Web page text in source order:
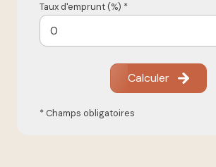
Taux d'emprunt (%) *
Calculer
* Champs obligatoires